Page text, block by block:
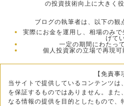
の投資技術向上に大きく
ブログの執筆者は、以下の観
実際にお金を運用し、相場のみ
げて
一定の期間にわたっ
個人投資家の立場で再現
【免責事
当サイトで提供しているコンテンツ
を保証するものではありません。また
なる情報の提供を目的としたもので、